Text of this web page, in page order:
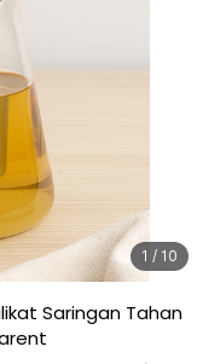
1 / 10
Saringan Tahan